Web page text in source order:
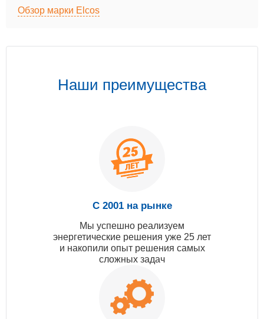
Обзор марки Elcos
Наши преимущества
С 2001 на рынке
Мы успешно реализуем
энергетические решения уже 25 лет
и накопили опыт решения самых
сложных задач